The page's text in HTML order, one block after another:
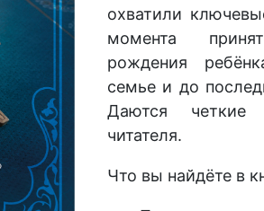
охватили
момента
рождения
семье и до
Даются четкие
читателя.
Что вы найдёте в